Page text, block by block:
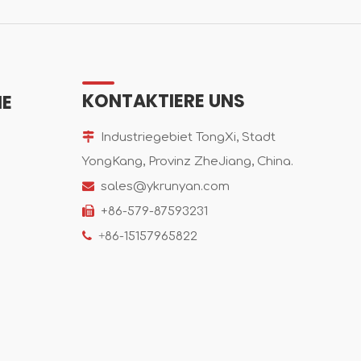
KONTAKTIERE UNS

Industriegebiet TongXi, Stadt
YongKang, Provinz ZheJiang, China.
 sales@ykrunyan.com
 +86-579-87593231
+86-15157965822